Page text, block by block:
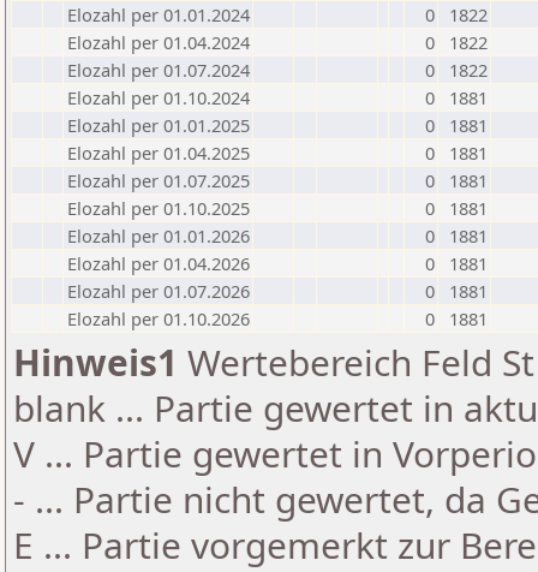
Elozahl per 01.01.2024
0
1822
Elozahl per 01.04.2024
0
1822
Elozahl per 01.07.2024
0
1822
Elozahl per 01.10.2024
0
1881
Elozahl per 01.01.2025
0
1881
Elozahl per 01.04.2025
0
1881
Elozahl per 01.07.2025
0
1881
Elozahl per 01.10.2025
0
1881
Elozahl per 01.01.2026
0
1881
Elozahl per 01.04.2026
0
1881
Elozahl per 01.07.2026
0
1881
Elozahl per 01.10.2026
0 1881
Hinweis1 Wertebereich Feld
blank ... Partie gewertet in
V ... Partie gewertet in
- ... Partie nicht gewertet, da
E ... Partie vorgemerkt zur